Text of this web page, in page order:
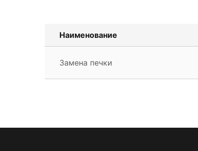
Наименование
Замена печки